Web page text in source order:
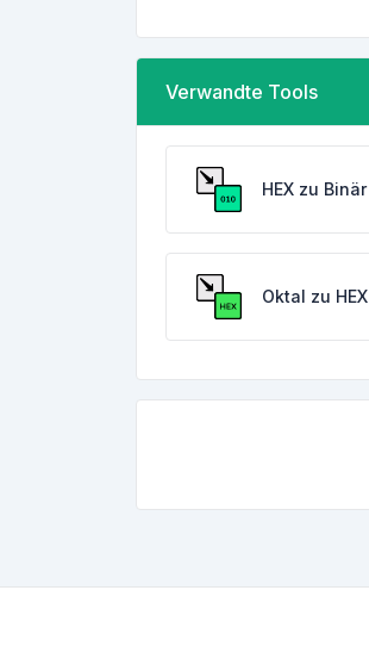
Verwandte Tools
HEX zu Binär
Oktal zu HEX